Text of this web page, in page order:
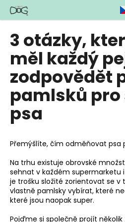
Přejít
obsah
3 otázky,
měl každý
zodpovědět
pamlsků pro
psa
Přemýšlíte, čím odměňovat psa
Na trhu existuje obrovské
sehnat v každém supermarketu
je trošku složité zorientovat se v
vlastně pamlsky vybírat, které
které jsou naopak super.
Pojďme si společně projít
o
C
o
p
o
t
ř
b
u
j
e
t